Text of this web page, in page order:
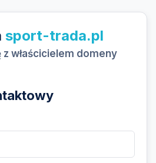
sport-trada.pl
właścicielem domeny